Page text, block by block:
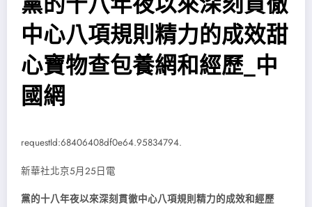
中心八項規則精力的成效甜
心寶物查包養網和經歷_中
國網
requestId:68406408df0e64.95834794.
新華社北京5月25日電
黨的十八年夜以來深刻貫徹中心八項規則精力的成效和經歷